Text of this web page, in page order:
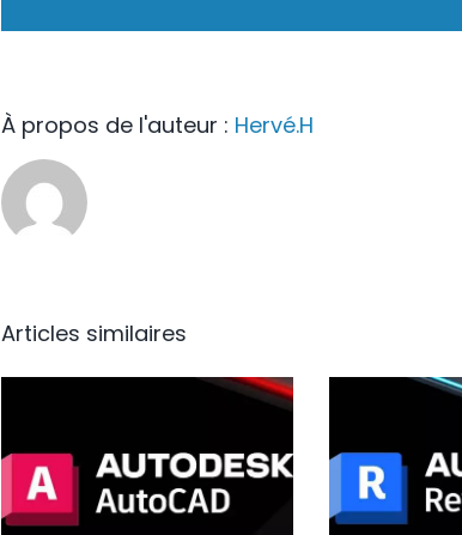
À propos de l'auteur : Hervé.H
Articles similaires